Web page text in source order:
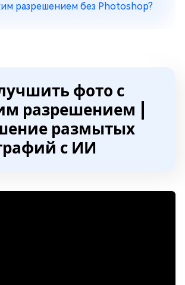
разрешением без Photoshop?
фото с
разрешением |
размытых
с ИИ